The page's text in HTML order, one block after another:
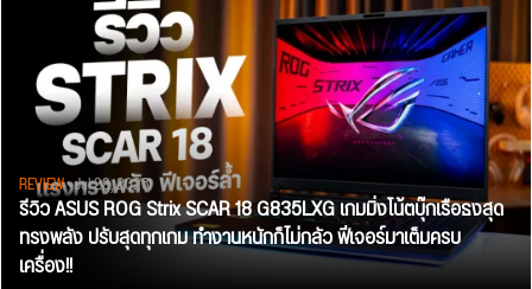
REVIEW• Jul 28, 2026
รีวิว ASUS ROG Strix SCAR 18 G835LXG เกมมิ่งโน้ตบุ๊กเรือธงสุด
ทรงพลัง ปรับสุดทุกเกม ทำงานหนักก็ไม่กลัว ฟีเจอร์มาเต็มครบ
เครื่อง!!